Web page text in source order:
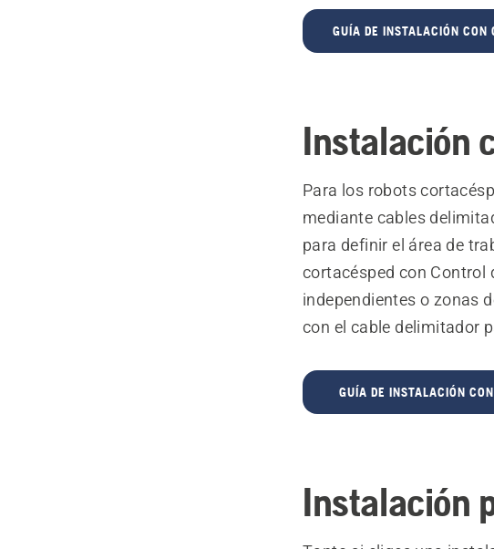
GUÍA DE INSTALACIÓN CON
Instalación
Para los robots
mediante cables
para definir el área de
cortacésped con Control
independientes o zonas
con el cable delimitador
GUÍA DE INSTALACIÓN
Instalación